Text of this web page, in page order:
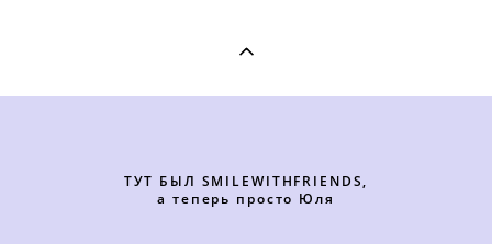
ТУТ БЫЛ SMILEWITHFRIENDS,
а теперь просто Юля